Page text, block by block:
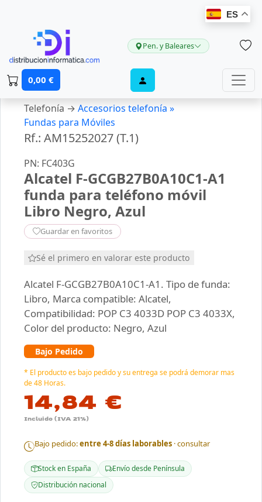
ES
Pen. y Baleares
0,00 €
Telefonía → Accesorios telefonía »
Fundas para Móviles
Rf.: AM15252027 (T.1)
PN: FC403G
Alcatel F-GCGB27B0A10C1-A1
funda para teléfono móvil
Libro Negro, Azul
Guardar en favoritos
Sé el primero en valorar este producto
Alcatel F-GCGB27B0A10C1-A1. Tipo de funda:
Libro, Marca compatible: Alcatel,
Compatibilidad: POP C3 4033D POP C3 4033X,
Color del producto: Negro, Azul
Bajo Pedido
* El producto es bajo pedido y su entrega se podrá demorar mas
de 48 Horas.
14,84 €
Incluido (IVA 21%)
Bajo pedido:entre 4-8 días laborables · consultar
Stock en España
Envío desde Península
Distribución nacional